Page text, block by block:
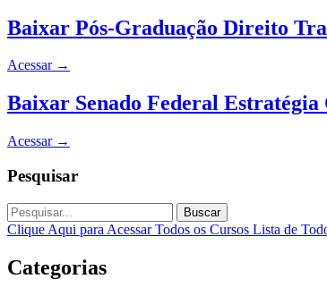
Baixar Pós-Graduação Direito
Acessar →
Baixar Senado Federal Estratégia
Acessar →
Pesquisar
Buscar
Clique Aqui para Acessar Todos os Cursos Lista de
Categorias